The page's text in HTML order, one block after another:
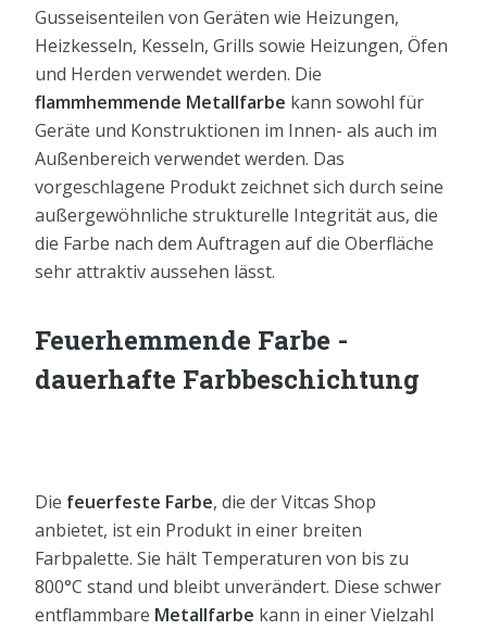
Gusseisenteilen von Geräten wie Heizungen,
Heizkesseln, Kesseln, Grills sowie Heizungen, Öfen
und Herden verwendet werden. Die
flammhemmende Metallfarbe kann sowohl für
Geräte und Konstruktionen im Innen- als auch im
Außenbereich verwendet werden. Das
vorgeschlagene Produkt zeichnet sich durch seine
außergewöhnliche strukturelle Integrität aus, die
die Farbe nach dem Auftragen auf die Oberfläche
sehr attraktiv aussehen lässt.
Feuerhemmende Farbe -
dauerhafte Farbbeschichtung
Die feuerfeste Farbe, die der Vitcas Shop
anbietet, ist ein Produkt in einer breiten
Farbpalette. Sie hält Temperaturen von bis zu
800°C stand und bleibt unverändert. Diese schwer
entflammbare Metallfarbe kann in einer Vielzahl